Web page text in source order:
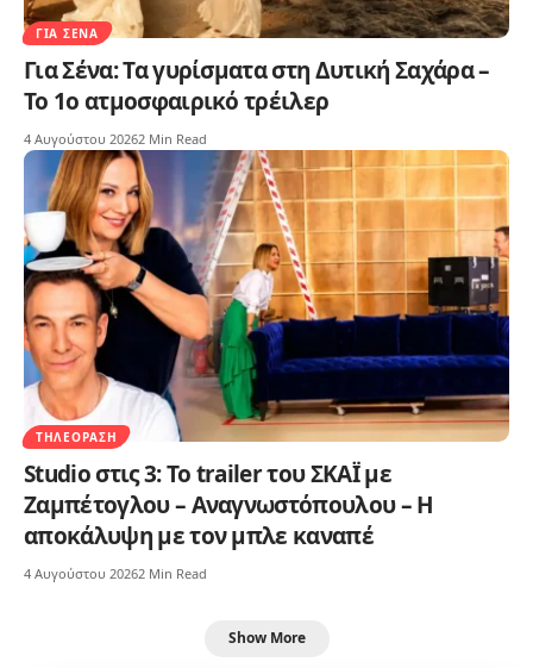
ΓΙΑ ΣΈΝΑ
Για Σένα: Τα γυρίσματα στη Δυτική Σαχάρα –
Το 1ο ατμοσφαιρικό τρέιλερ
4 Αυγούστου 20262 Min Read
ΤΗΛΕΌΡΑΣΗ
Studio στις 3: Το trailer του ΣΚΑΪ με
Ζαμπέτογλου – Αναγνωστόπουλου – Η
αποκάλυψη με τον μπλε καναπέ
4 Αυγούστου 20262 Min Read
Show More